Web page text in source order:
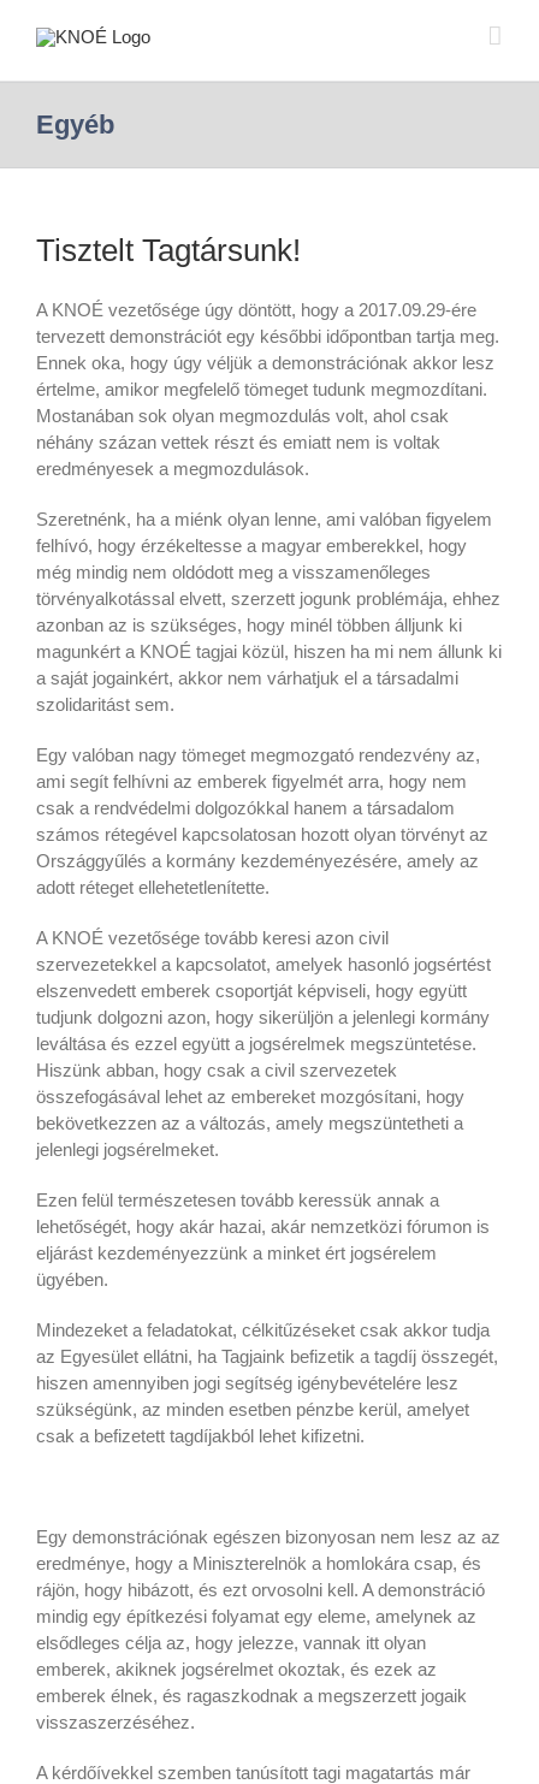
Egyéb
Tisztelt Tagtársunk!
A KNOÉ vezetősége úgy döntött, hogy a 2017.09.29-ére
tervezett demonstrációt egy későbbi időpontban tartja meg.
Ennek oka, hogy úgy véljük a demonstrációnak akkor lesz
értelme, amikor megfelelő tömeget tudunk megmozdítani.
Mostanában sok olyan megmozdulás volt, ahol csak
néhány százan vettek részt és emiatt nem is voltak
eredményesek a megmozdulások.
Szeretnénk, ha a miénk olyan lenne, ami valóban figyelem
felhívó, hogy érzékeltesse a magyar emberekkel, hogy
még mindig nem oldódott meg a visszamenőleges
törvényalkotással elvett, szerzett jogunk problémája, ehhez
azonban az is szükséges, hogy minél többen álljunk ki
magunkért a KNOÉ tagjai közül, hiszen ha mi nem állunk ki
a saját jogainkért, akkor nem várhatjuk el a társadalmi
szolidaritást sem.
Egy valóban nagy tömeget megmozgató rendezvény az,
ami segít felhívni az emberek figyelmét arra, hogy nem
csak a rendvédelmi dolgozókkal hanem a társadalom
számos rétegével kapcsolatosan hozott olyan törvényt az
Országgyűlés a kormány kezdeményezésére, amely az
adott réteget ellehetetlenítette.
A KNOÉ vezetősége tovább keresi azon civil
szervezetekkel a kapcsolatot, amelyek hasonló jogsértést
elszenvedett emberek csoportját képviseli, hogy együtt
tudjunk dolgozni azon, hogy sikerüljön a jelenlegi kormány
leváltása és ezzel együtt a jogsérelmek megszüntetése.
Hiszünk abban, hogy csak a civil szervezetek
összefogásával lehet az embereket mozgósítani, hogy
bekövetkezzen az a változás, amely megszüntetheti a
jelenlegi jogsérelmeket.
Ezen felül természetesen tovább keressük annak a
lehetőségét, hogy akár hazai, akár nemzetközi fórumon is
eljárást kezdeményezzünk a minket ért jogsérelem
ügyében.
Mindezeket a feladatokat, célkitűzéseket csak akkor tudja
az Egyesület ellátni, ha Tagjaink befizetik a tagdíj összegét,
hiszen amennyiben jogi segítség igénybevételére lesz
szükségünk, az minden esetben pénzbe kerül, amelyet
csak a befizetett tagdíjakból lehet kifizetni.
Egy demonstrációnak egészen bizonyosan nem lesz az az
eredménye, hogy a Miniszterelnök a homlokára csap, és
rájön, hogy hibázott, és ezt orvosolni kell. A demonstráció
mindig egy építkezési folyamat egy eleme, amelynek az
elsődleges célja az, hogy jelezze, vannak itt olyan
emberek, akiknek jogsérelmet okoztak, és ezek az
emberek élnek, és ragaszkodnak a megszerzett jogaik
visszaszerzéséhez.
A kérdőívekkel szemben tanúsított tagi magatartás már